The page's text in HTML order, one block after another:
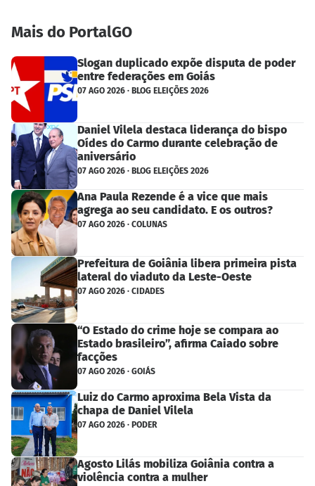
Mais do PortalGO
Slogan duplicado expõe disputa de poder
entre federações em Goiás
07 AGO 2026 · BLOG ELEIÇÕES 2026
Daniel Vilela destaca liderança do bispo
Oídes do Carmo durante celebração de
aniversário
07 AGO 2026 · BLOG ELEIÇÕES 2026
Ana Paula Rezende é a vice que mais
agrega ao seu candidato. E os outros?
07 AGO 2026 · COLUNAS
Prefeitura de Goiânia libera primeira pista
lateral do viaduto da Leste-Oeste
07 AGO 2026 · CIDADES
“O Estado do crime hoje se compara ao
Estado brasileiro”, afirma Caiado sobre
facções
07 AGO 2026 · GOIÁS
Luiz do Carmo aproxima Bela Vista da
chapa de Daniel Vilela
07 AGO 2026 · PODER
Agosto Lilás mobiliza Goiânia contra a
violência contra a mulher